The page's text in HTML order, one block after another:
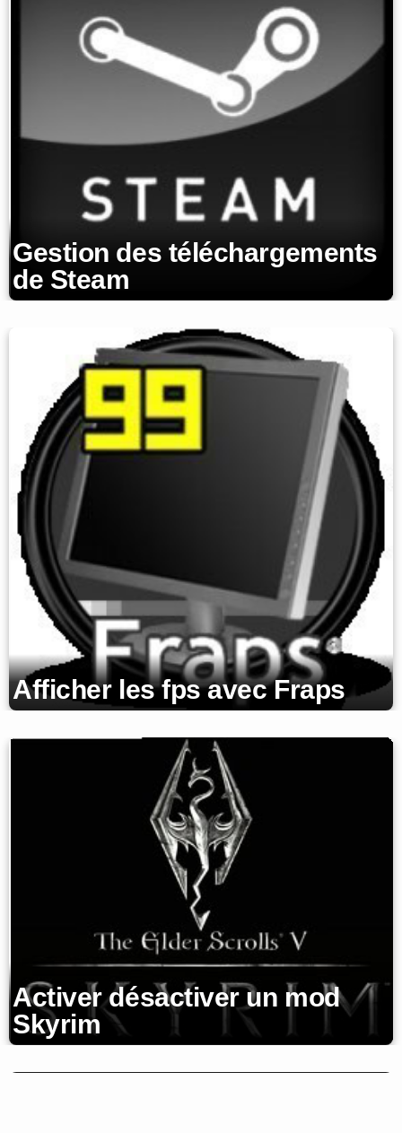
Gestion des téléchargements
de Steam
Afficher les fps avec Fraps
Activer désactiver un mod
Skyrim
Désactiver le contrôle
parental Steam